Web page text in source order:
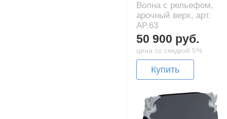
Волна с рельефом,
арочный верх, арт.
AP.63
50 900 руб.
цена со скидкой 5%
Купить